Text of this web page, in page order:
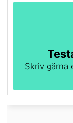
Skriv gärna